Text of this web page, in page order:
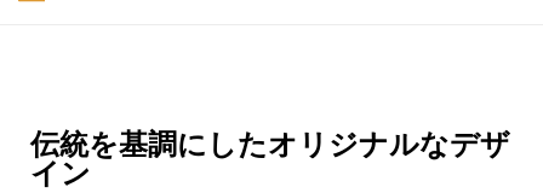
伝統を基調にしたオリジナルなデザ
イン